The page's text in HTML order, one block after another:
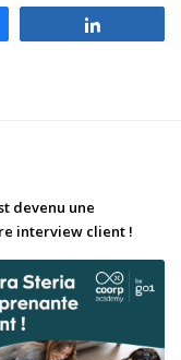
devenu une
interview client !